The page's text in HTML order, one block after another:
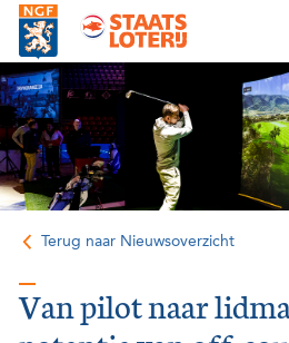
Terug naar Nieuwsoverzicht
Van pilot naar